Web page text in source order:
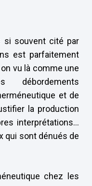
si souvent cité par
est parfaitement
vu là comme une
débordements
et de
la production
interprétations…
qui sont dénués de
chez les